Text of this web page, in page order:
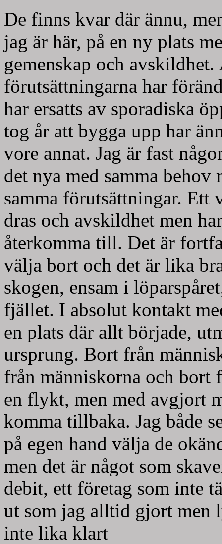
De finns kvar där ännu,
jag är här, på en ny plats
gemenskap och
förutsättningarna har
har ersatts av sporadiska
tog år att bygga upp har
vore annat. Jag är fast
det nya med samma
samma förutsättningar. Ett
dras och avskildhet men
återkomma till. Det är
välja bort och det är lika
skogen, ensam i
fjället. I absolut kontakt
en plats där allt började,
ursprung. Bort från
från människorna och bort
en flykt, men med avgjort
komma tillbaka. Jag både
på egen hand välja de
men det är något som
debit, ett företag som inte
ut som jag alltid gjort men
inte lika klart